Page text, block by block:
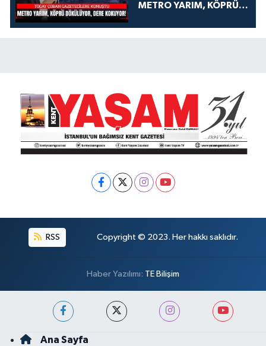
METRO YARIM, KÖPRÜ
KOKUYOR!
RSS Copyright © 2023. Her hakkı saklıdır.
Haber Yazılımı: TE Bilişim
Ana Sayfa